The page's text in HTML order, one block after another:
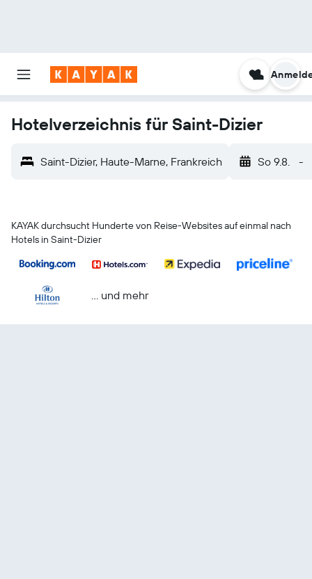
Hotelverzeichnis für Saint-Dizier
Saint-Dizier, Haute-Marne, Frankreich So 9.8. -
KAYAK durchsucht Hunderte von Reise-Websites auf einmal nach
Hotels in Saint-Dizier
… und mehr